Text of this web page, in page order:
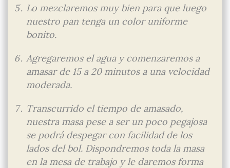
Lo mezclaremos muy bien para que luego
nuestro pan tenga un color uniforme
bonito.
Agregaremos el agua y comenzaremos a
amasar de 15 a 20 minutos a una velocidad
moderada.
Transcurrido el tiempo de amasado,
nuestra masa pese a ser un poco pegajosa
se podrá despegar con facilidad de los
lados del bol. Dispondremos toda la masa
en la mesa de trabajo y le daremos forma